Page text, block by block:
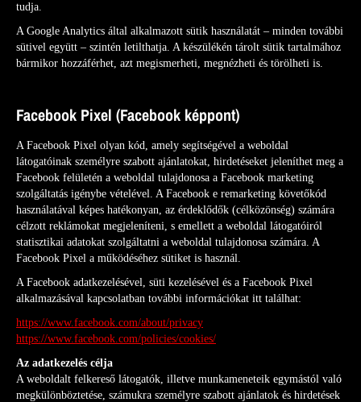
tudja.
A Google Analytics által alkalmazott sütik használatát – minden további
sütivel együtt – szintén letilthatja. A készülékén tárolt sütik tartalmához
bármikor hozzáférhet, azt megismerheti, megnézheti és törölheti is.
Facebook Pixel (Facebook képpont)
A Facebook Pixel olyan kód, amely segítségével a weboldal
látogatóinak személyre szabott ajánlatokat, hirdetéseket jeleníthet meg a
Facebook felületén a weboldal tulajdonosa a Facebook marketing
szolgáltatás igénybe vételével. A Facebook e remarketing követőkód
használatával képes hatékonyan, az érdeklődők (célközönség) számára
célzott reklámokat megjeleníteni, s emellett a weboldal látogatóiról
statisztikai adatokat szolgáltatni a weboldal tulajdonosa számára. A
Facebook Pixel a működéséhez sütiket is használ.
A Facebook adatkezelésével, süti kezelésével és a Facebook Pixel
alkalmazásával kapcsolatban további információkat itt találhat:
https://www.facebook.com/about/privacy
https://www.facebook.com/policies/cookies/
Az adatkezelés célja
A weboldalt felkereső látogatók, illetve munkameneteik egymástól való
megkülönböztetése, számukra személyre szabott ajánlatok és hirdetések